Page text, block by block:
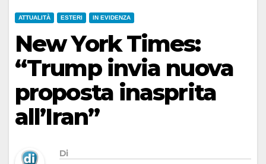
ATTUALITÀ ESTERI IN EVIDENZA
New York Times:
“Trump invia nuova
proposta inasprita
all’Iran”
Di